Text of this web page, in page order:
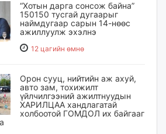
“Хотын дарга сонсож байна”
150150 тусгай дугаарыг
наймдугаар сарын 14-нөөс
ажиллуулж эхэлнэ
12 цагийн өмнө
Орон сууц, нийтийн аж ахуй,
авто зам, тохижилт
үйлчилгээний ажилтнуудын
ХАРИЛЦАА хандлагатай
холбоотой ГОМДОЛ их байгааг